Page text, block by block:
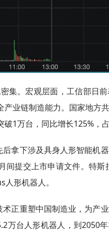
集。宏观层面，工信部日
业链制造能力。国家地方
1万台，同比增长125%，占
拿下涉及具身人形智能机
提交上市申请文件。特斯
形机器人。
正重塑中国制造业，为产
万台人形机器人，到2050